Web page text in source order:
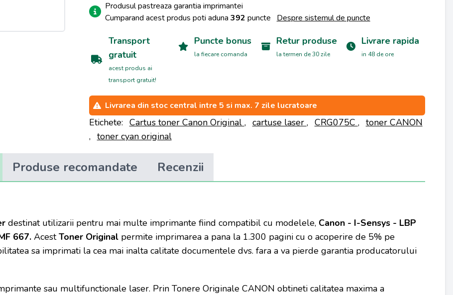
Produsul pastreaza garantia imprimantei
Cumparand acest produs poti aduna 392 puncte Despre sistemul de puncte
Transport
gratuit
acest produs ai
transport gratuit!
Puncte bonus
la fiecare comanda
Retur produse
la termen de 30 zile
Livrare rapida
in 48 de ore
Livrarea din stoc central intre 5 si max. 7 zile lucratoare
Etichete: Cartus toner Canon Original , cartuse laser , CRG075C , toner CANON
, toner cyan original
Produse recomandate Recenzii
destinat utilizarii pentru mai multe imprimante fiind compatibil cu modelele, Canon - I-Sensys - LBP
667. AcestToner Original permite imprimarea a pana la 1.300 pagini cu o acoperire de 5% pe
sa imprimati la cea mai inalta calitate documentele dvs. fara a va pierde garantia producatorului
sau multifunctionale laser. Prin Tonere Originale CANON obtineti calitatea maxima a